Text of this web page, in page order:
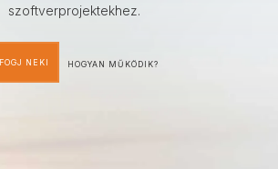
szoftverprojektekhez.
FOGJ NEKI HOGYAN MŰKÖDIK?